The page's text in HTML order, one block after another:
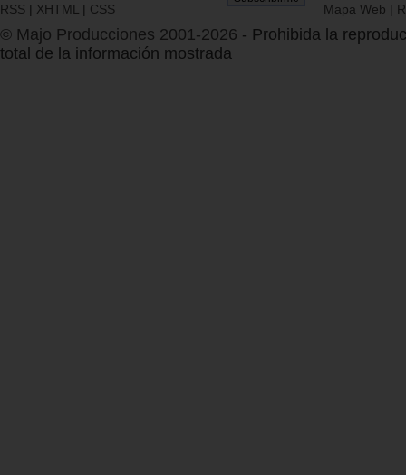
RSS | XHTML | CSS Mapa Web |
© Majo Producciones 2001-2026 - Prohibida la
total de la información mostrada